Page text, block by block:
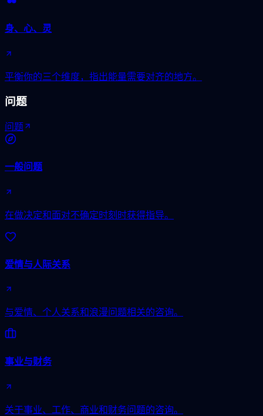
身、心、灵
平衡你的三个维度，指出能量需要对齐的地方。
问题
问题
一般问题
在做决定和面对不确定时刻时获得指导。
爱情与人际关系
与爱情、个人关系和浪漫问题相关的咨询。
事业与财务
关于事业、工作、商业和财务问题的咨询。